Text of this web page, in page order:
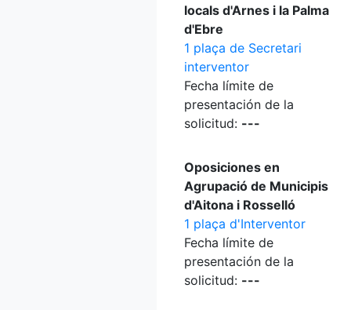
locals d'Arnes i la Palma
d'Ebre
1 plaça de Secretari
interventor
Fecha límite de
presentación de la
solicitud: ---
Oposiciones en
Agrupació de Municipis
d'Aitona i Rosselló
1 plaça d'Interventor
Fecha límite de
presentación de la
solicitud: ---